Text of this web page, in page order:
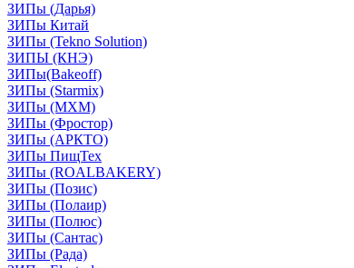
ЗИПы (Дарья)
ЗИПы Китай
ЗИПы (Tekno Solution)
ЗИПЫ (КНЭ)
ЗИПы(Bakeoff)
ЗИПы (Starmix)
ЗИПы (МХМ)
ЗИПы (Фростор)
ЗИПы (АРКТО)
ЗИПы ПищТех
ЗИПы (ROALBAKERY)
ЗИПы (Позис)
ЗИПы (Полаир)
ЗИПы (Полюс)
ЗИПы (Сантас)
ЗИПы (Рада)